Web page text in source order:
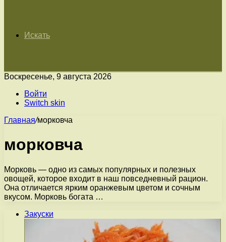
Искать
Воскресенье, 9 августа 2026
Войти
Switch skin
Главная/морковча
морковча
Морковь — одно из самых популярных и полезных
овощей, которое входит в наш повседневный рацион.
Она отличается ярким оранжевым цветом и сочным
вкусом. Морковь богата …
Закуски